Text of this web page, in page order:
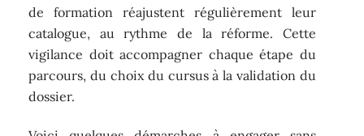
de formation réajustent régulièrement leur
catalogue, au rythme de la réforme. Cette
vigilance doit accompagner chaque étape du
parcours, du choix du cursus à la validation du
dossier.